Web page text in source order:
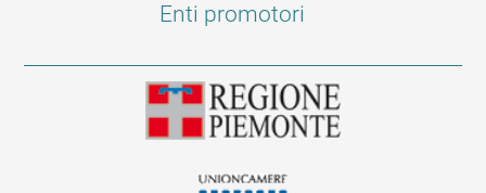
Enti promotori